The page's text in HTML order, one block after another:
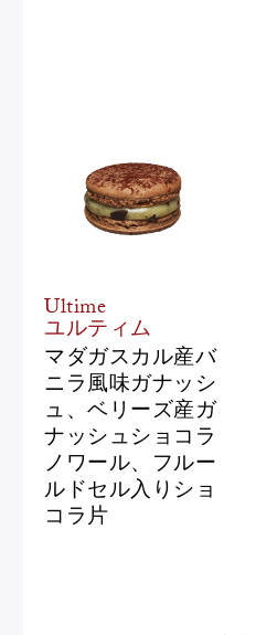
Ultime
ユルティム
マダガスカル産バ
ニラ風味ガナッシ
ュ、ベリーズ産ガ
ナッシュショコラ
ノワール、フルー
ルドセル入りショ
コラ片